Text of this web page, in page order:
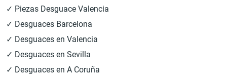
✓ Piezas Desguace Valencia
✓ Desguaces Barcelona
✓ Desguaces en Valencia
✓ Desguaces en Sevilla
✓ Desguaces en A Coruña